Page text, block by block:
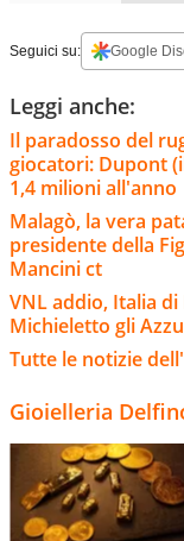
Seguici su: Google
Leggi anche:
Il paradosso del
giocatori: Dupont
1,4 milioni all'anno
Malagò, la vera
presidente della
Mancini ct
VNL addio, Italia
Michieletto gli
Tutte le notizie
Gioielleria